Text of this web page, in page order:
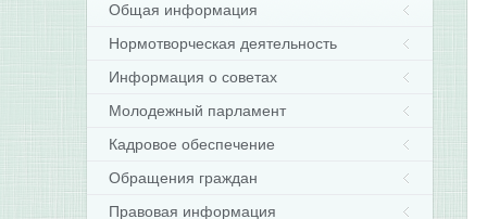
Общая информация
Нормотворческая деятельность
Информация о советах
Молодежный парламент
Кадровое обеспечение
Обращения граждан
Правовая информация